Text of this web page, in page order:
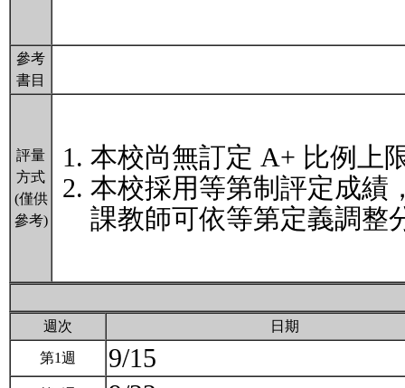
參考
書目
評量
方式
(僅供
參考)
本校尚無訂定 A+ 比例上
本校採用等第制評定成績
課教師可依等第定義調整
週次 日期
第1週 9/15